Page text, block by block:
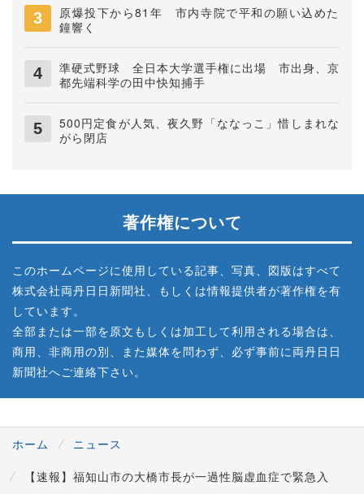
原爆投下から81年 市内寺院で平和の願い込めた
鐘響く
準硬式野球 全日本大学選手権に出場 市出身、京
都先端科学の田中快知捕手
500円定食が人気、夜久野「ななっこ」惜しまれな
がら閉店
著作権について
このホームページに使用している記事、写真、図版はすべて
株式会社両丹日日新聞社、もしくは情報提供者が著作権を有
しています。
全部または一部を原文もしくは加工して利用される場合は、
商用、非商用の別、また媒体を問わず、必ず事前に両丹日日
新聞社へご連絡下さい。
ホーム
ニュース
【速報】福知山市の大橋市長が一過性脳虚血症で緊急入